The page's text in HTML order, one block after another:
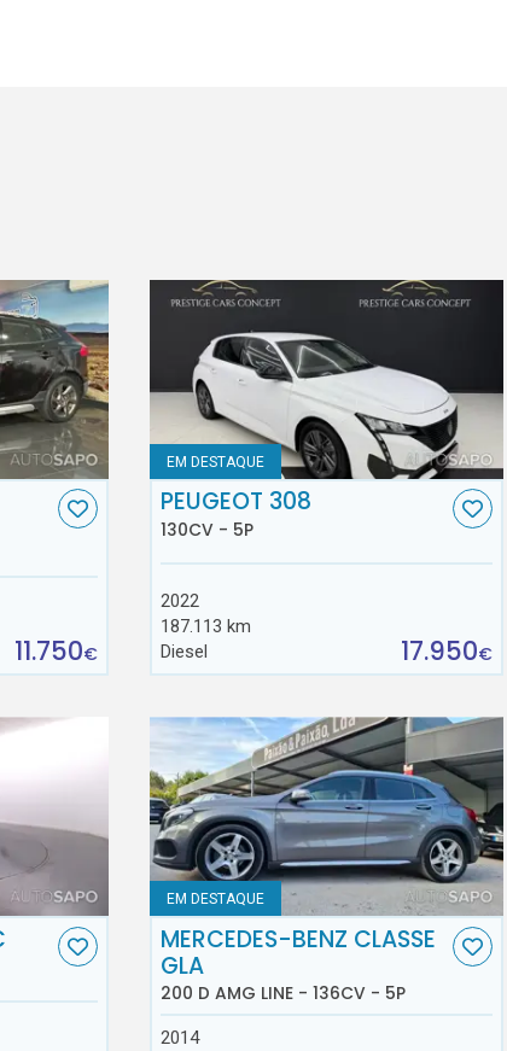
11.750€
EM DESTAQUE
PEUGEOT 308
130CV - 5P
2022
187.113 km
Diesel
17.950€
EM DESTAQUE
MERCEDES-BENZ CLASSE
GLA
200 D AMG LINE - 136CV - 5P
2014